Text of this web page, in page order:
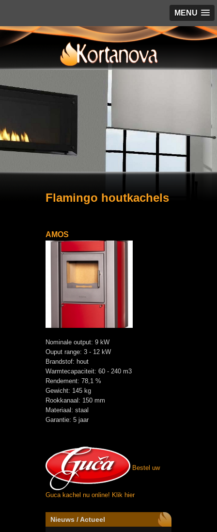
MENU
Flamingo houtkachels
AMOS
Nominale output: 9 kW
Ouput range: 3 - 12 kW
Brandstof: hout
Warmtecapaciteit: 60 - 240 m3
Rendement: 78,1 %
Gewicht: 145 kg
Rookkanaal: 150 mm
Materiaal: staal
Garantie: 5 jaar
Bestel uw
Guca kachel nu online! Klik hier
Nieuws / Actueel